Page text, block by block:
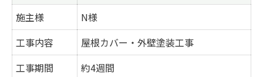
施主様
N様
工事内容
屋根カバー・外壁塗装工事
工事期間
約4週間